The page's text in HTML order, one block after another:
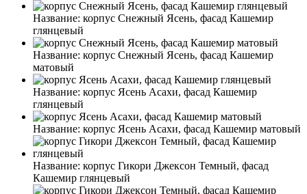
Название: корпус Снежный Ясень, фасад Кашемир
глянцевый
Название: корпус Снежный Ясень, фасад Кашемир
матовый
Название: корпус Ясень Асахи, фасад Кашемир
глянцевый
Название: корпус Ясень Асахи, фасад Кашемир матовый
Название: корпус Гикори Джексон Темный, фасад
Кашемир глянцевый